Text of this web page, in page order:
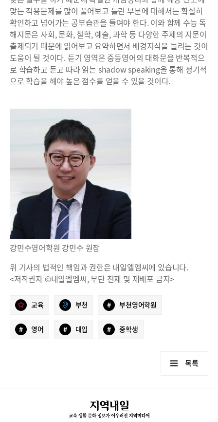
맞는 적용문제를 많이 풀어보고 틀린 부분에 대해서는 확실히
확인하고 넘어가는 공부습관을 들여야 한다. 이와 함께 수능 독
해지문은 사회, 문화, 철학, 예술, 과학 등 다양한 주제의 지문이
출제되기 때문에 읽어보고 요약하면서 배경지식을 늘리는 것이
도움이 될 것이다. 듣기 영역은 중등영어의 대화문을 반복적으
로 학습하고 듣고 따라 읽는 shadow speaking을 통해 정기적
으로 학습을 해야 높은 점수를 얻을 수 있을 것이다.
강민수영어학원 강민수 원장
위 기사의 법적인 책임과 권한은 내일엘엠씨에 있습니다.
<저작권자 ©내일엘엠씨, 무단 전재 및 재배포 금지>
교육 부천 # 부천영어학원
# 영어 # 대입 # 중학생
목록